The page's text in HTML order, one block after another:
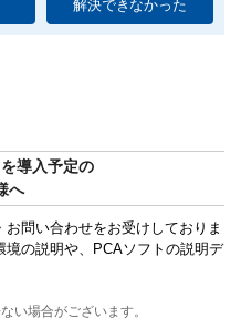
解決できなかった
導入予定の
へ
問い合わせをお受けしておりま
の説明や、PCAソフトの説明デ
い場合がございます。